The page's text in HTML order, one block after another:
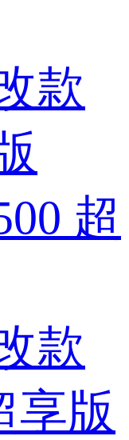
款
超
款
享版